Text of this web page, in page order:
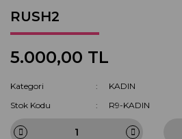
RUSH2
5.000,00 TL
Kategori
KADIN
Stok Kodu
R9-KADIN